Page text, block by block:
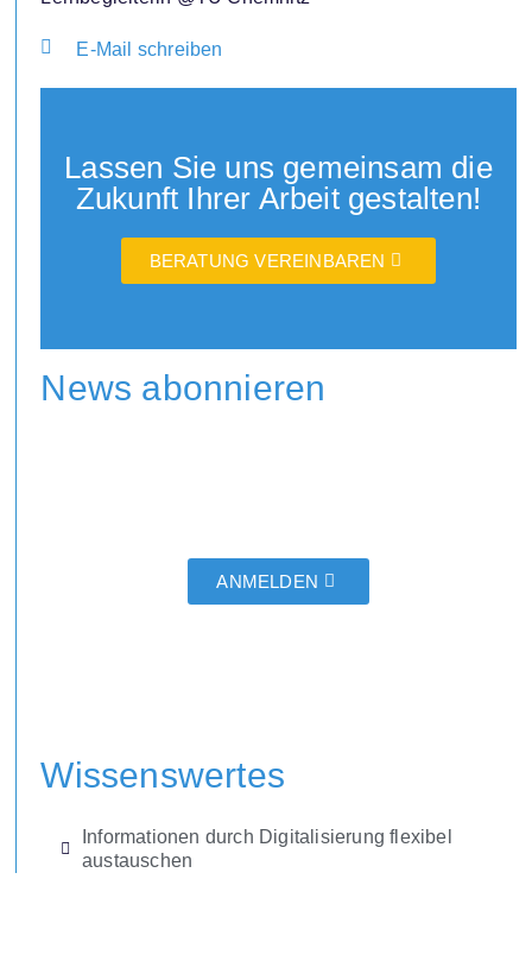
E-Mail schreiben
Lassen Sie uns gemeinsam die
Zukunft Ihrer Arbeit gestalten!
BERATUNG VEREINBAREN
News abonnieren
ANMELDEN
Wissenswertes
Informationen durch Digitalisierung flexibel
austauschen